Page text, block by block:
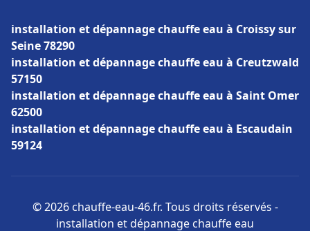
installation et dépannage chauffe eau à Croissy sur
Seine 78290
installation et dépannage chauffe eau à Creutzwald
57150
installation et dépannage chauffe eau à Saint Omer
62500
installation et dépannage chauffe eau à Escaudain
59124
© 2026 chauffe-eau-46.fr. Tous droits réservés -
installation et dépannage chauffe eau